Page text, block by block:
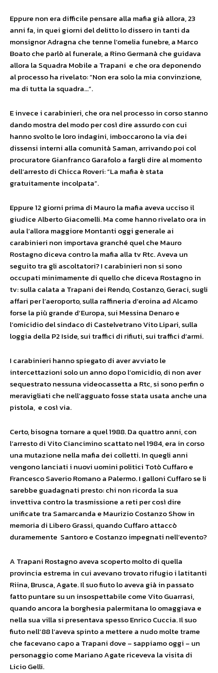
Eppure non era difficile pensare alla mafia già allora, 23
anni fa, in quei giorni del delitto lo dissero in tanti da
monsignor Adragna che tenne l’omelia funebre, a Marco
Boato che parlò al funerale, a Rino Germanà che guidava
allora la Squadra Mobile a Trapani e che ora deponendo
al processo ha rivelato: “Non era solo la mia convinzione,
ma di tutta la squadra…”.
E invece i carabinieri, che ora nel processo in corso stanno
dando mostra del modo per così dire assurdo con cui
hanno svolto le loro indagini, imboccarono la via dei
dissensi interni alla comunità Saman, arrivando poi col
procuratore Gianfranco Garafolo a fargli dire al momento
dell’arresto di Chicca Roveri: “La mafia è stata
gratuitamente incolpata”.
Eppure 12 giorni prima di Mauro la mafia aveva ucciso il
giudice Alberto Giacomelli. Ma come hanno rivelato ora in
aula l’allora maggiore Montanti oggi generale ai
carabinieri non importava granché quel che Mauro
Rostagno diceva contro la mafia alla tv Rtc. Aveva un
seguito tra gli ascoltatori? I carabinieri non si sono
occupati minimamente di quello che diceva Rostagno in
tv: sulla calata a Trapani dei Rendo, Costanzo, Geraci, sugli
affari per l’aeroporto, sulla raffineria d’eroina ad Alcamo
forse la più grande d’Europa, sui Messina Denaro e
l’omicidio del sindaco di Castelvetrano Vito Lipari, sulla
loggia della P2 Iside, sui traffici di rifiuti, sui traffici d’armi.
I carabinieri hanno spiegato di aver avviato le
intercettazioni solo un anno dopo l’omicidio, di non aver
sequestrato nessuna videocassetta a Rtc, si sono perfin o
meravigliati che nell’agguato fosse stata usata anche una
pistola, e così via.
Certo, bisogna tornare a quel 1988. Da quattro anni, con
l’arresto di Vito Ciancimino scattato nel 1984, era in corso
una mutazione nella mafia dei colletti. In quegli anni
vengono lanciati i nuovi uomini politici Totò Cuffaro e
Francesco Saverio Romano a Palermo. I galloni Cuffaro se li
sarebbe guadagnati presto: chi non ricorda la sua
invettiva contro la trasmissione a reti per così dire
unificate tra Samarcanda e Maurizio Costanzo Show in
memoria di Libero Grassi, quando Cuffaro attaccò
duramemente Santoro e Costanzo impegnati nell’evento?
A Trapani Rostagno aveva scoperto molto di quella
provincia estrema in cui avevano trovato rifugio i latitanti
Riina, Brusca, Agate. Il suo fiuto lo aveva già in passato
fatto puntare su un insospettabile come Vito Guarrasi,
quando ancora la borghesia palermitana lo omaggiava e
nella sua villa si presentava spesso Enrico Cuccia. Il suo
fiuto nell’88 l’aveva spinto a mettere a nudo molte trame
che facevano capo a Trapani dove – sappiamo oggi – un
personaggio come Mariano Agate riceveva la visita di
Licio Gelli.